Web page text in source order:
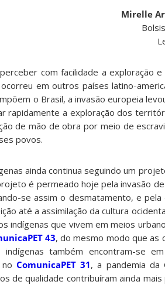
Mirelle
com facilidade a exploração e
em outros países latino-
o Brasil, a invasão europeia
a exploração dos
de mão de obra por meio de
povos.
ainda continua seguindo um
é permeado hoje pela invasão
se assim o desmatamento, e pela
até a assimilação da cultura
indígenas que vivem em meios
43, do mesmo modo que as
também encontram-se
noComunicaPET 31, a pandemia da
de qualidade contribuíram ainda mais